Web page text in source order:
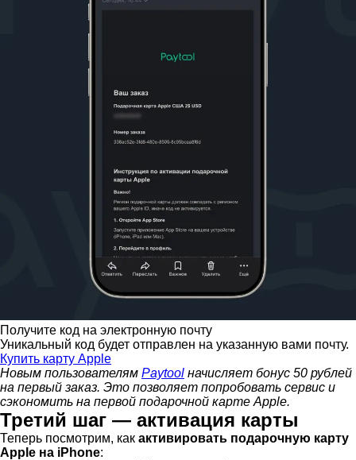
Получите код на электронную почту
Уникальный код будет отправлен на указанную вами почту.
Купить карту Apple
Новым пользователям Paytool начисляет бонус 50 рублей
на первый заказ. Это позволяет попробовать сервис и
сэкономить на первой подарочной карте Apple.
Третий шаг — активация карты
Теперь посмотрим, как активировать подарочную карту
Apple на iPhone: